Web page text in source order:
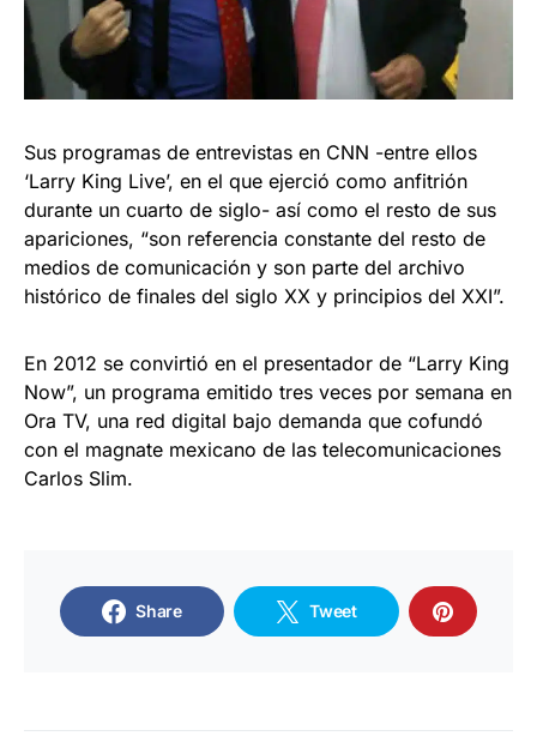
Sus programas de entrevistas en CNN -entre ellos
‘Larry King Live’, en el que ejerció como anfitrión
durante un cuarto de siglo- así como el resto de sus
apariciones, “son referencia constante del resto de
medios de comunicación y son parte del archivo
histórico de finales del siglo XX y principios del XXI”.
En 2012 se convirtió en el presentador de “Larry King
Now”, un programa emitido tres veces por semana en
Ora TV, una red digital bajo demanda que cofundó
con el magnate mexicano de las telecomunicaciones
Carlos Slim.
Share Tweet